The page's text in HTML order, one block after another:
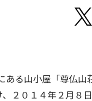
る山小屋「尊仏山
２０１４年２月８